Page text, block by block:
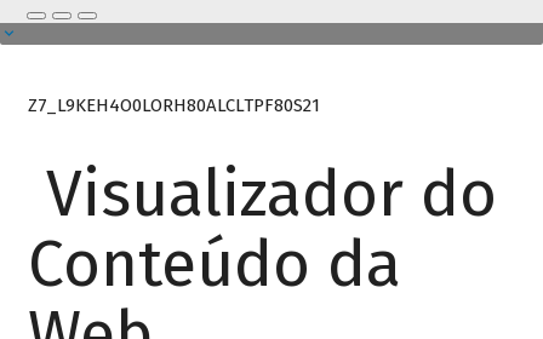
Z7_L9KEH4O0LORH80ALCLTPF80S21
Visualizador do
Conteúdo da